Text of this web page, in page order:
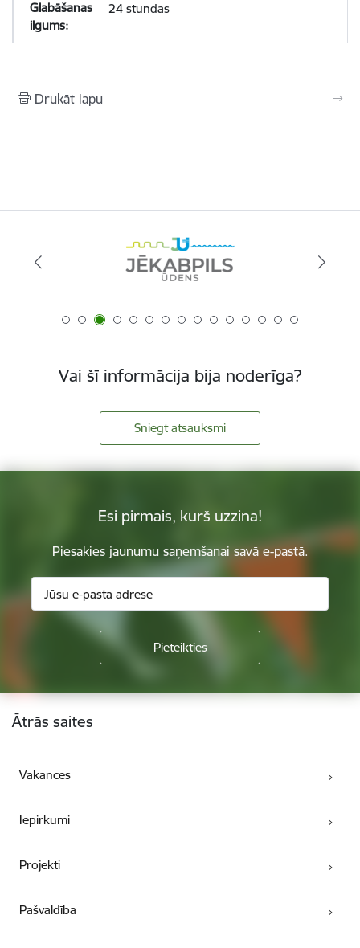
24 stundas
Drukāt lapu
Vai šī informācija bija noderīga?
Sniegt atsauksmi
Esi pirmais, kurš uzzina!
Piesakies jaunumu saņemšanai savā e-pastā.
Kājene
Ātrās saites
Vakances
Iepirkumi
Projekti
Pašvaldība